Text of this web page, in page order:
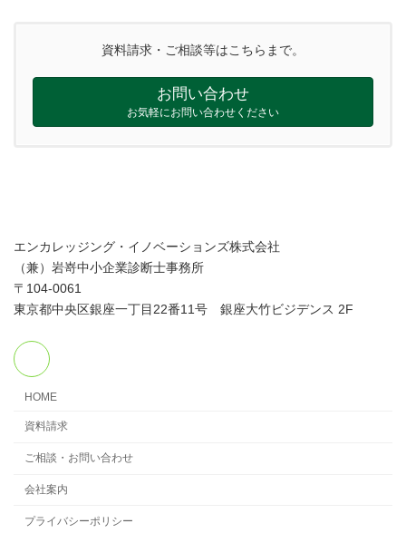
資料請求・ご相談等はこちらまで。
お問い合わせ
お気軽にお問い合わせください
エンカレッジング・イノベーションズ株式会社
（兼）岩嵜中小企業診断士事務所
〒104-0061
東京都中央区銀座一丁目22番11号 銀座大竹ビジデンス 2F
HOME
資料請求
ご相談・お問い合わせ
会社案内
プライバシーポリシー